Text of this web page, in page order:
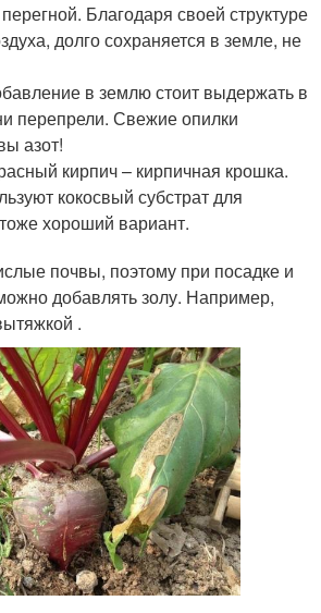
Благодаря своей структуре
долго сохраняется в земле, не
в землю стоит выдержать в
перепрели. Свежие опилки
азот!
кирпич – кирпичная крошка.
кокосвый субстрат для
хороший вариант.
почвы, поэтому при посадке и
добавлять золу. Например,
.